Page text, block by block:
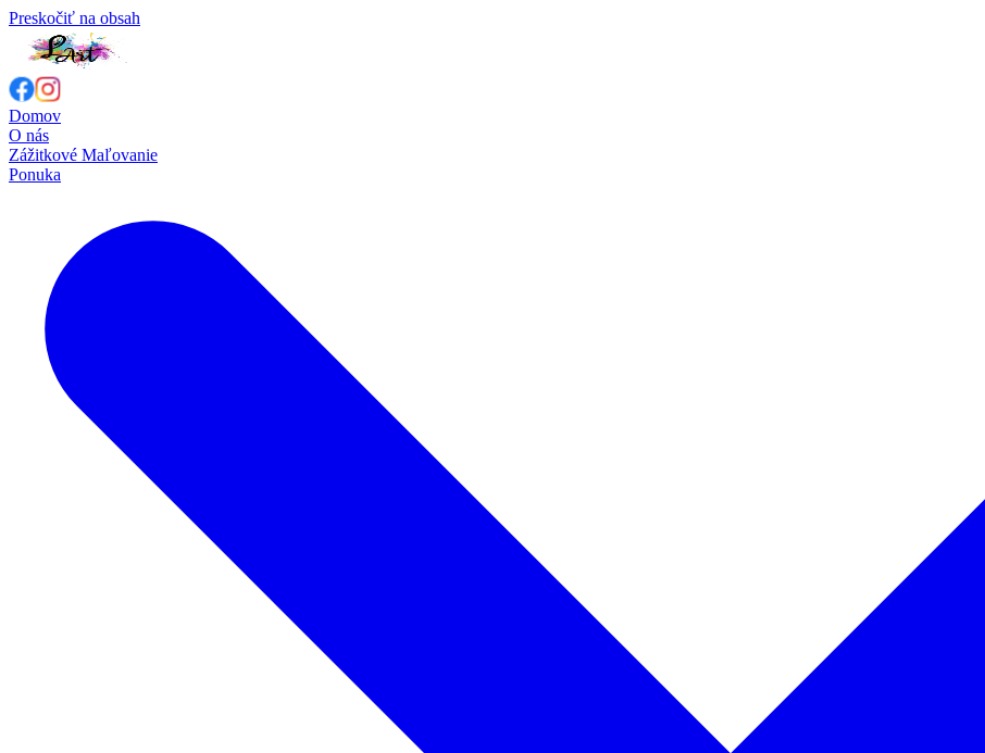
Preskočiť na obsah
Domov
O nás
Zážitkové Maľovanie
Ponuka